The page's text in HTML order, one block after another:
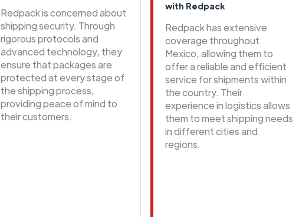
Redpack is concerned about
shipping security. Through
rigorous protocols and
advanced technology, they
ensure that packages are
protected at every stage of
the shipping process,
providing peace of mind to
their customers.
with Redpack
Redpack has extensive
coverage throughout
Mexico, allowing them to
offer a reliable and efficient
service for shipments within
the country. Their
experience in logistics allows
them to meet shipping needs
in different cities and
regions.